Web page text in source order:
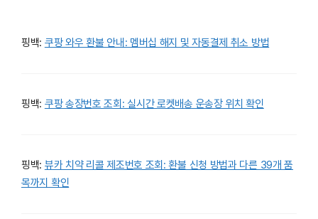
핑백: 쿠팡 와우 환불 안내: 멤버십 해지 및 자동결제 취소 방법
핑백: 쿠팡 송장번호 조회: 실시간 로켓배송 운송장 위치 확인
핑백: 뷰카 치약 리콜 제조번호 조회: 환불 신청 방법과 다른 39개 품
목까지 확인